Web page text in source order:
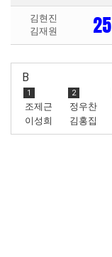
김현진
김재원
25
B
1
조제근
이성희
2
정우찬
김홍집